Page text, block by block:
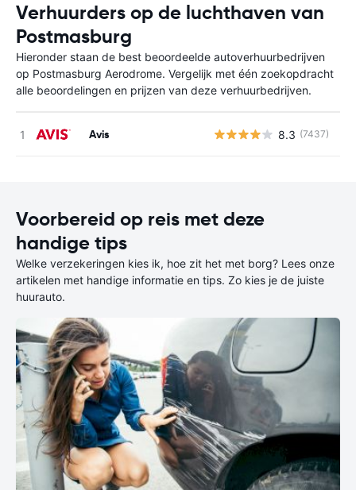
Verhuurders op de luchthaven van
Postmasburg
Hieronder staan de best beoordeelde autoverhuurbedrijven
op Postmasburg Aerodrome. Vergelijk met één zoekopdracht
alle beoordelingen en prijzen van deze verhuurbedrijven.
Avis 8.3 (7437)
Voorbereid op reis met deze
handige tips
Welke verzekeringen kies ik, hoe zit het met borg? Lees onze
artikelen met handige informatie en tips. Zo kies je de juiste
huurauto.